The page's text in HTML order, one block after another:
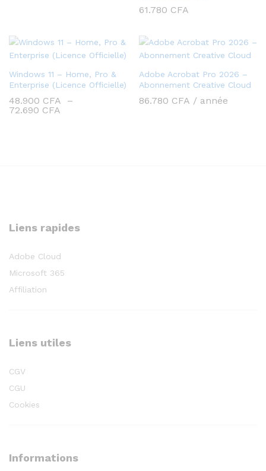
61.780 CFA
Windows 11 – Home, Pro &
Enterprise (Licence Officielle)
48.900 CFA
–
72.690 CFA
Adobe Acrobat Pro 2026 –
Abonnement Creative Cloud
86.780 CFA / année
Liens rapides
Adobe Cloud
Microsoft 365
Affiliation
Liens utiles
CGV
CGU
Cookies
Informations